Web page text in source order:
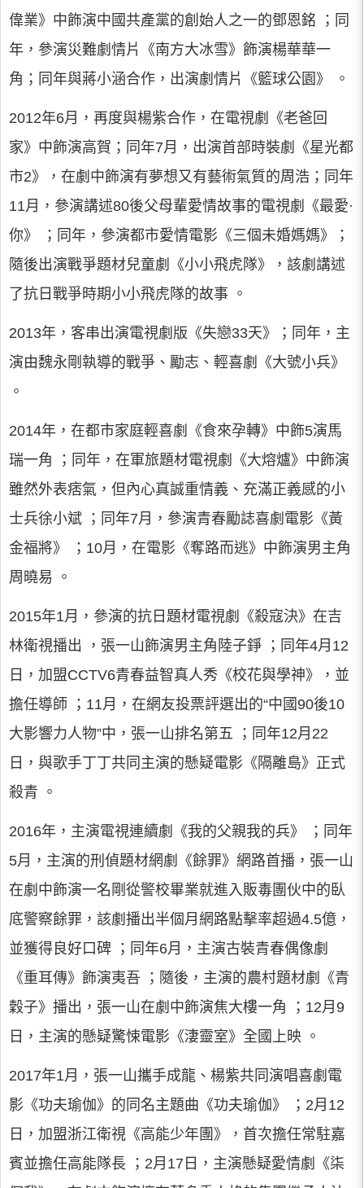
偉業》中飾演中國共產黨的創始人之一的鄧恩銘 ；同
年，參演災難劇情片《南方大冰雪》飾演楊華華一
角；同年與蔣小涵合作，出演劇情片《籃球公園》 。
2012年6月，再度與楊紫合作，在電視劇《老爸回
家》中飾演高賀；同年7月，出演首部時裝劇《星光都
市2》，在劇中飾演有夢想又有藝術氣質的周浩；同年
11月，參演講述80後父母輩愛情故事的電視劇《最愛·
你》 ；同年，參演都市愛情電影《三個未婚媽媽》；
隨後出演戰爭題材兒童劇《小小飛虎隊》，該劇講述
了抗日戰爭時期小小飛虎隊的故事 。
2013年，客串出演電視劇版《失戀33天》；同年，主
演由魏永剛執導的戰爭、勵志、輕喜劇《大號小兵》
。
2014年，在都市家庭輕喜劇《食來孕轉》中飾5演馬
瑞一角 ；同年，在軍旅題材電視劇《大熔爐》中飾演
雖然外表痞氣，但內心真誠重情義、充滿正義感的小
士兵徐小斌 ；同年7月，參演青春勵誌喜劇電影《黃
金福將》 ；10月，在電影《奪路而逃》中飾演男主角
周曉易 。
2015年1月，參演的抗日題材電視劇《殺寇決》在吉
林衛視播出 ，張一山飾演男主角陸子錚 ；同年4月12
日，加盟CCTV6青春益智真人秀《校花與學神》，並
擔任導師 ；11月，在網友投票評選出的“中國90後10
大影響力人物”中，張一山排名第五 ；同年12月22
日，與歌手丁丁共同主演的懸疑電影《隔離島》正式
殺青 。
2016年，主演電視連續劇《我的父親我的兵》 ；同年
5月，主演的刑偵題材網劇《餘罪》網路首播，張一山
在劇中飾演一名剛從警校畢業就進入販毒團伙中的臥
底警察餘罪，該劇播出半個月網路點擊率超過4.5億，
並獲得良好口碑 ；同年6月，主演古裝青春偶像劇
《重耳傳》飾演夷吾 ；隨後，主演的農村題材劇《青
穀子》播出，張一山在劇中飾演焦大樓一角 ；12月9
日，主演的懸疑驚悚電影《淒靈室》全國上映 。
2017年1月，張一山攜手成龍、楊紫共同演唱喜劇電
影《功夫瑜伽》的同名主題曲《功夫瑜伽》 ；2月12
日，加盟浙江衛視《高能少年團》，首次擔任常駐嘉
賓並擔任高能隊長 ；2月17日，主演懸疑愛情劇《柒